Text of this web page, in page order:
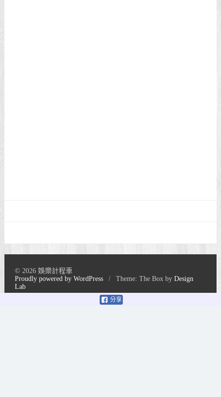
分享
© 2026 娛樂計程車
Proudly powered by WordPress
/ Theme: The Box byDesign
Lab